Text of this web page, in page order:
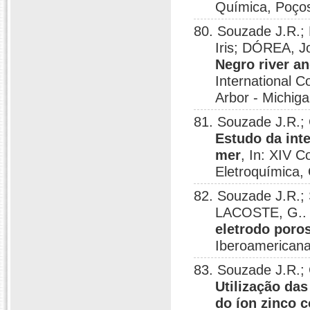
Química,
80. Souzade J.R.;
Iris; DÓREA,
Negro river
International
Arbor -
81. Souzade J.R.;
Estudo da
mer, In: XIV
Eletroquímica,
82. Souzade J.R.;
LACOSTE,
eletrodo
83. Souzade J.R.;
Utilização
do íon zinco